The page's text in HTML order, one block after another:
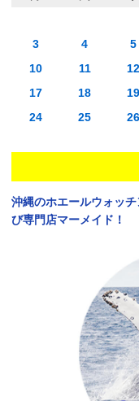
3
4 5
10
11 12
17
18 19
24
25 26
沖縄のホエールウォッチ
び専門店マーメイド！